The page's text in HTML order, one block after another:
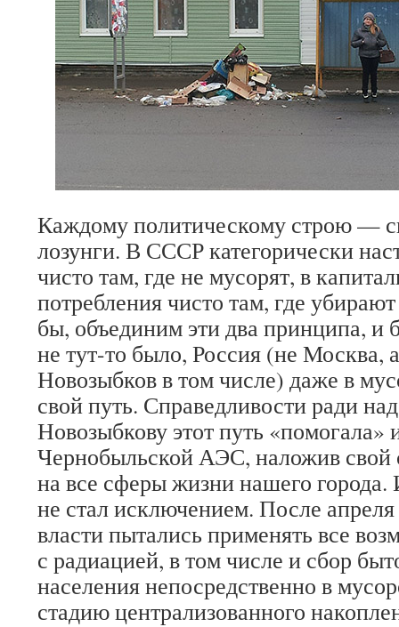
Каждому политическому строю —
лозунги. В СССР категорически
чисто там, где не мусорят, в
потребления чисто там, где
бы, объединим эти два принципа, и
не тут-то было, Россия (не Москва,
Новозыбков в том числе) даже в
свой путь. Справедливости ради
Новозыбкову этот путь «помогала»
Чернобыльской АЭС, наложив свой
на все сферы жизни нашего
не стал исключением. После
власти пытались применять все
с радиацией, в том числе и сбор
населения непосредственно в
стадию централизованного